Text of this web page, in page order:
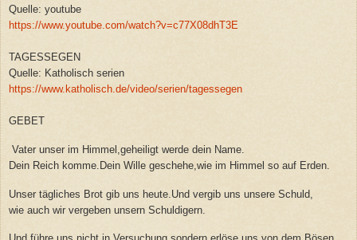
Quelle: youtube
https://www.youtube.com/watch?v=c77X08dhT3E
TAGESSEGEN
Quelle: Katholisch serien
https://www.katholisch.de/video/serien/tagessegen
GEBET
Vater unser im Himmel,geheiligt werde dein Name.
Dein Reich komme.Dein Wille geschehe,wie im Himmel so auf Erden.
Unser tägliches Brot gib uns heute.Und vergib uns unsere Schuld,
wie auch wir vergeben unsern Schuldigern.